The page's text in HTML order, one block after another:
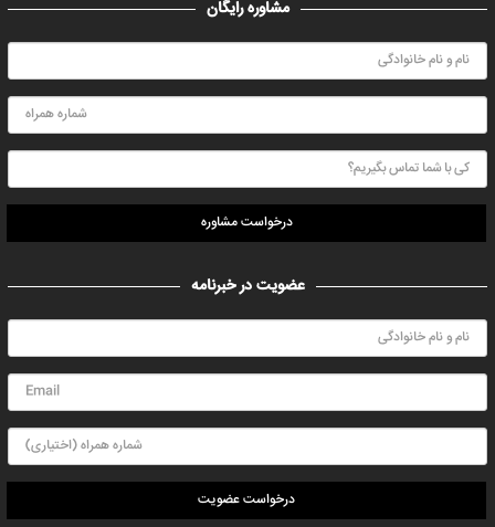
مشاوره رایگان
درخواست مشاوره
عضویت در خبرنامه
درخواست عضویت